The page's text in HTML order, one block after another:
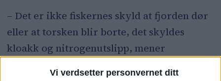
Vi verdsetter personvernet ditt
– Det er ikke fiskernes skyld at fjorden dør
eller at torsken blir borte, det skyldes
kloakk og nitrogenutslipp, mener